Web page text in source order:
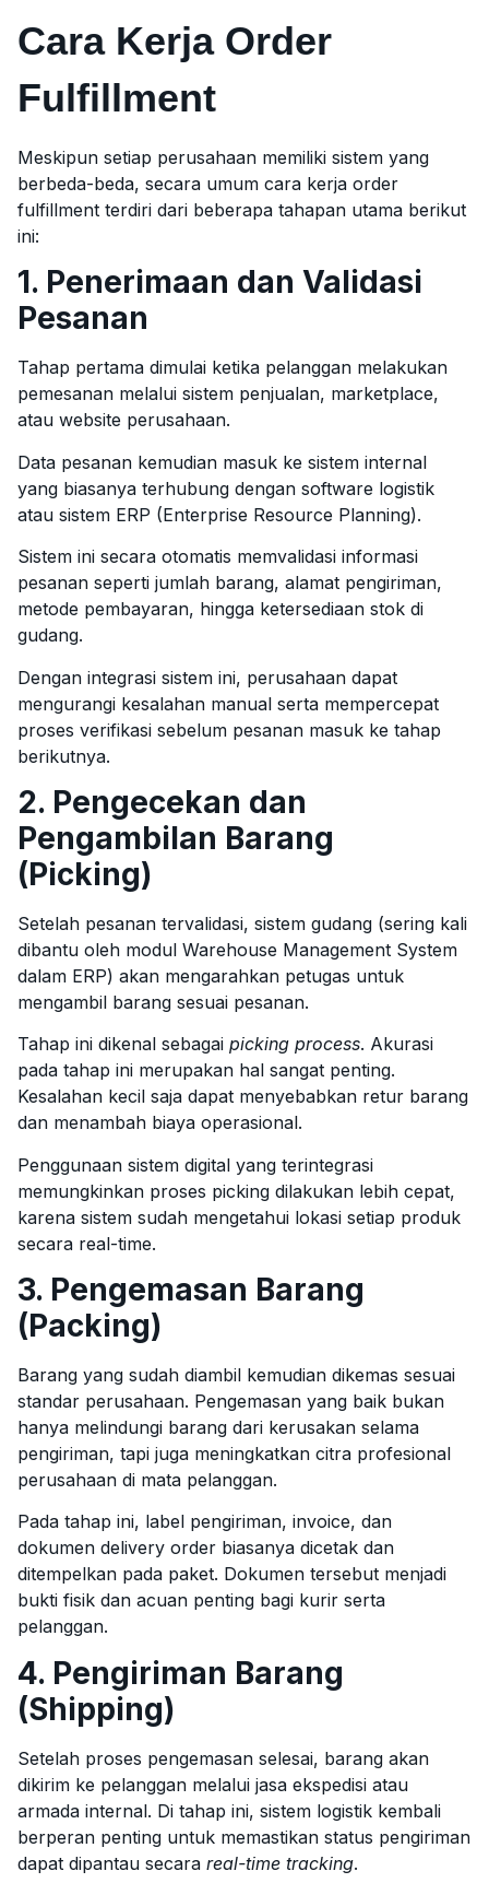
Cara Kerja Order
Fulfillment
Meskipun setiap perusahaan memiliki sistem yang
berbeda-beda, secara umum cara kerja order
fulfillment terdiri dari beberapa tahapan utama berikut
ini:
1. Penerimaan dan Validasi
Pesanan
Tahap pertama dimulai ketika pelanggan melakukan
pemesanan melalui sistem penjualan, marketplace,
atau website perusahaan.
Data pesanan kemudian masuk ke sistem internal
yang biasanya terhubung dengan software logistik
atau sistem ERP (Enterprise Resource Planning).
Sistem ini secara otomatis memvalidasi informasi
pesanan seperti jumlah barang, alamat pengiriman,
metode pembayaran, hingga ketersediaan stok di
gudang.
Dengan integrasi sistem ini, perusahaan dapat
mengurangi kesalahan manual serta mempercepat
proses verifikasi sebelum pesanan masuk ke tahap
berikutnya.
2. Pengecekan dan
Pengambilan Barang
(Picking)
Setelah pesanan tervalidasi, sistem gudang (sering kali
dibantu oleh modul Warehouse Management System
dalam ERP) akan mengarahkan petugas untuk
mengambil barang sesuai pesanan.
Tahap ini dikenal sebagai picking process. Akurasi
pada tahap ini merupakan hal sangat penting.
Kesalahan kecil saja dapat menyebabkan retur barang
dan menambah biaya operasional.
Penggunaan sistem digital yang terintegrasi
memungkinkan proses picking dilakukan lebih cepat,
karena sistem sudah mengetahui lokasi setiap produk
secara real-time.
3. Pengemasan Barang
(Packing)
Barang yang sudah diambil kemudian dikemas sesuai
standar perusahaan. Pengemasan yang baik bukan
hanya melindungi barang dari kerusakan selama
pengiriman, tapi juga meningkatkan citra profesional
perusahaan di mata pelanggan.
Pada tahap ini, label pengiriman, invoice, dan
dokumen delivery order biasanya dicetak dan
ditempelkan pada paket. Dokumen tersebut menjadi
bukti fisik dan acuan penting bagi kurir serta
pelanggan.
4. Pengiriman Barang
(Shipping)
Setelah proses pengemasan selesai, barang akan
dikirim ke pelanggan melalui jasa ekspedisi atau
armada internal. Di tahap ini, sistem logistik kembali
berperan penting untuk memastikan status pengiriman
dapat dipantau secara real-time tracking.